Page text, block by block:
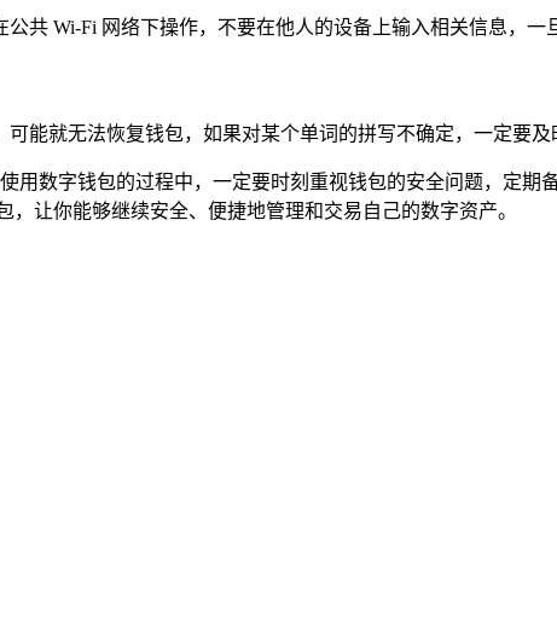
共 Wi-Fi 网络下操作，不要在他人的设备上输入相关信息，一
能就无法恢复钱包，如果对某个单词的拼写不确定，一定要及
用数字钱包的过程中，一定要时刻重视钱包的安全问题，定期
让你能够继续安全、便捷地管理和交易自己的数字资产。